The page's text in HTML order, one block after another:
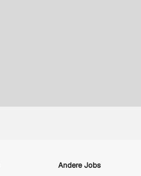
Andere Jobs